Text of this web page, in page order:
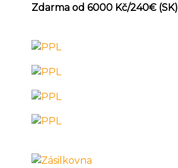
Zdarma od 6000 Kč/240€ (SK)